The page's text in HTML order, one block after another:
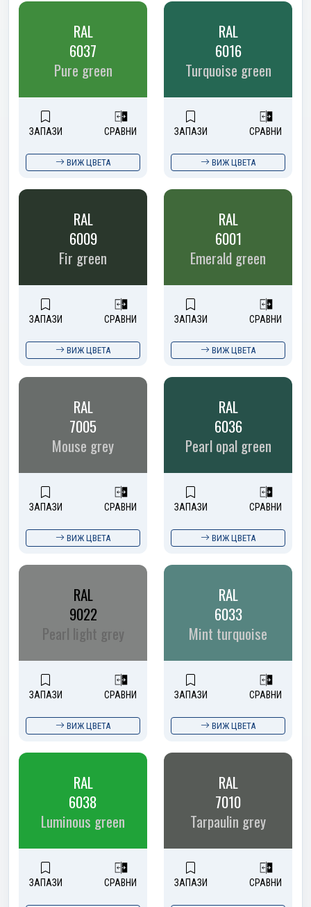
RAL
6037
Pure green
ЗАПАЗИ СРАВНИ
ВИЖ ЦВЕТА
RAL
6016
Turquoise green
ЗАПАЗИ СРАВНИ
ВИЖ ЦВЕТА
RAL
6009
Fir green
ЗАПАЗИ СРАВНИ
ВИЖ ЦВЕТА
RAL
6001
Emerald green
ЗАПАЗИ СРАВНИ
ВИЖ ЦВЕТА
RAL
7005
Mouse grey
ЗАПАЗИ СРАВНИ
ВИЖ ЦВЕТА
RAL
6036
Pearl opal green
ЗАПАЗИ СРАВНИ
ВИЖ ЦВЕТА
RAL
9022
Pearl light grey
ЗАПАЗИ СРАВНИ
ВИЖ ЦВЕТА
RAL
6033
Mint turquoise
ЗАПАЗИ СРАВНИ
ВИЖ ЦВЕТА
RAL
6038
Luminous green
ЗАПАЗИ СРАВНИ
RAL
7010
Tarpaulin grey
ЗАПАЗИ СРАВНИ